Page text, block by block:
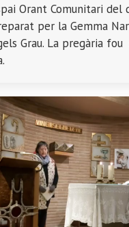
Orant Comunitari del
per la Gemma
Grau. La pregària